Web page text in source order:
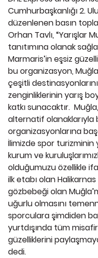
Cumhurbaşkanlığı 2.
düzenlenen basın
Orhan Tavlı, “Yarışlar
tanıtımına olanak
Marmaris’in eşsiz
bu organizasyon,
çeşitli
zenginliklerinin yarış
katkı sunacaktır.
alternatif olanaklarıyla
organizasyonlarına
İlimizde spor turizminin
kurum ve
olduğumuzu özellikle
ilk etabı olan
gözbebeği olan
uğurlu olmasını
sporculara şimdiden
yurtdışında tüm
güzelliklerini
dedi.